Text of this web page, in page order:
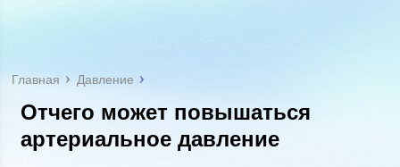
Главная Давление
Отчего может повышаться
артериальное давление